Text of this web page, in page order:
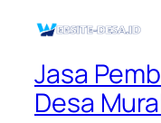
Jasa
Desa